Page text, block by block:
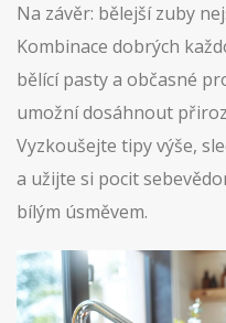
Na závěr: bělejší zuby
Kombinace dobrých
bělící pasty a občasné
umožní dosáhnout
Vyzkoušejte tipy výše,
a užijte si pocit
bílým úsměvem.